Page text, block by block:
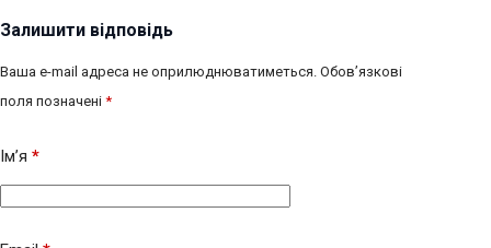
Залишити відповідь
Ваша e-mail адреса не оприлюднюватиметься. Обов’язкові
поля позначені *
Ім’я *